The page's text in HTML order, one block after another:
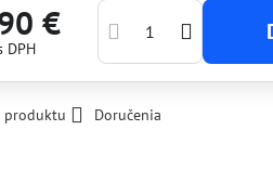
€
DPH
produktu Doručenia